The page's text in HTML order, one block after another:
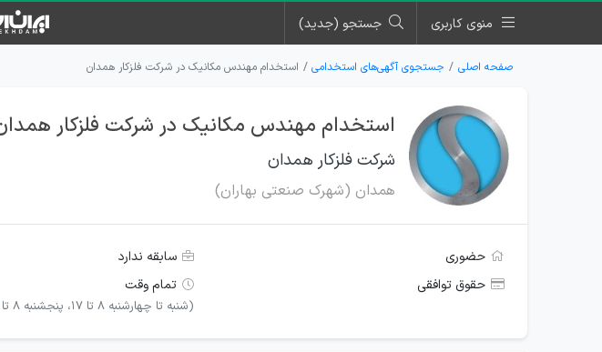
منوی کاربری جستجو (جدید)
صفحه اصلی جستجوی آگهی‌های استخدامی استخدام مهندس مکانیک در شرکت فلزکار همدان
استخدام مهندس مکانیک در شرکت فلزکار
شرکت فلزکار همدان
همدان (شهرک صنعتی بهاران)
حضوری
سابقه ندارد
حقوق توافقی
تمام وقت
(شنبه تا چهارشنبه 8 تا 17، پنجشنبه 8 تا 13)